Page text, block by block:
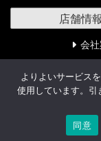
店舗情報
会
Copyright © 横
よりよいサービス
使用しています。
同意